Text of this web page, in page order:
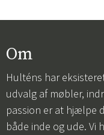
Om
Hulténs har
udvalg af møbler,
passion er at hjælpe
både inde og ude. Vi